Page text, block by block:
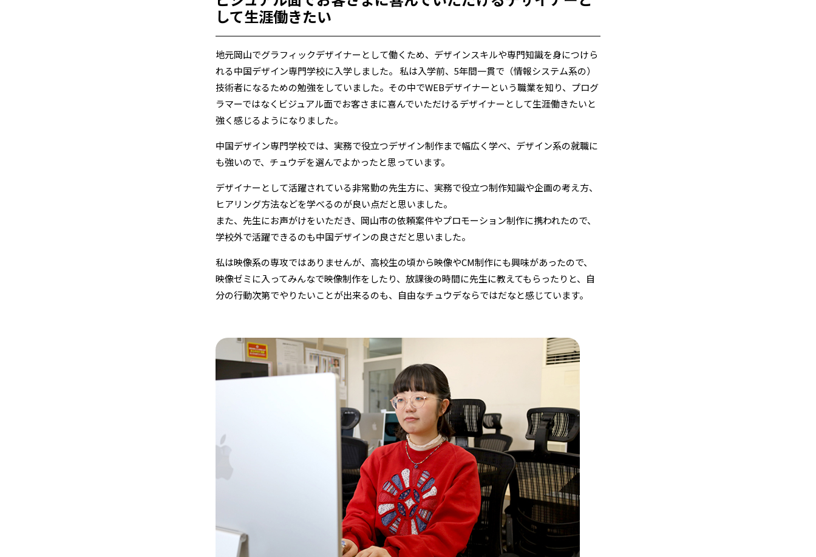
して生涯働きたい
地元岡山でグラフィックデザイナーとして働くため、デザインスキルや専門知識を身につけら
れる中国デザイン専門学校に入学しました。 私は入学前、5年間一貫で（情報システム系の）
技術者になるための勉強をしていました。その中でWEBデザイナーという職業を知り、プログ
ラマーではなくビジュアル面でお客さまに喜んでいただけるデザイナーとして生涯働きたいと
強く感じるようになりました。
中国デザイン専門学校では、実務で役立つデザイン制作まで幅広く学べ、デザイン系の就職に
も強いので、チュウデを選んでよかったと思っています。
デザイナーとして活躍されている非常勤の先生方に、実務で役立つ制作知識や企画の考え方、
ヒアリング方法などを学べるのが良い点だと思いました。
また、先生にお声がけをいただき、岡山市の依頼案件やプロモーション制作に携われたので、
学校外で活躍できるのも中国デザインの良さだと思いました。
私は映像系の専攻ではありませんが、高校生の頃から映像やCM制作にも興味があったので、
映像ゼミに入ってみんなで映像制作をしたり、放課後の時間に先生に教えてもらったりと、自
分の行動次第でやりたいことが出来るのも、自由なチュウデならではだなと感じています。